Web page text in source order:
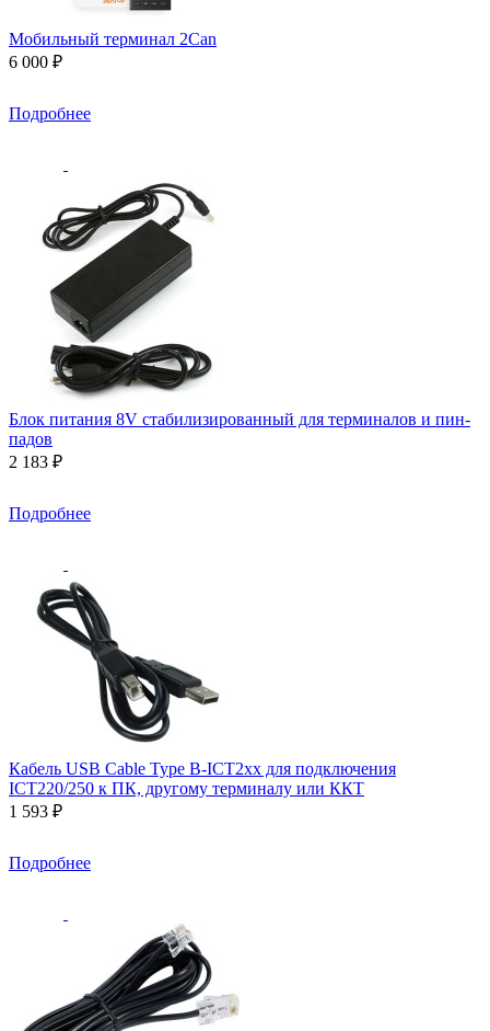
Мобильный терминал 2Can
6 000 ₽
Подробнее
Блок питания 8V стабилизированный для терминалов и пин-
падов
2 183 ₽
Подробнее
Кабель USB Cable Type B-ICT2xx для подключения
ICT220/250 к ПК, другому терминалу или ККТ
1 593 ₽
Подробнее